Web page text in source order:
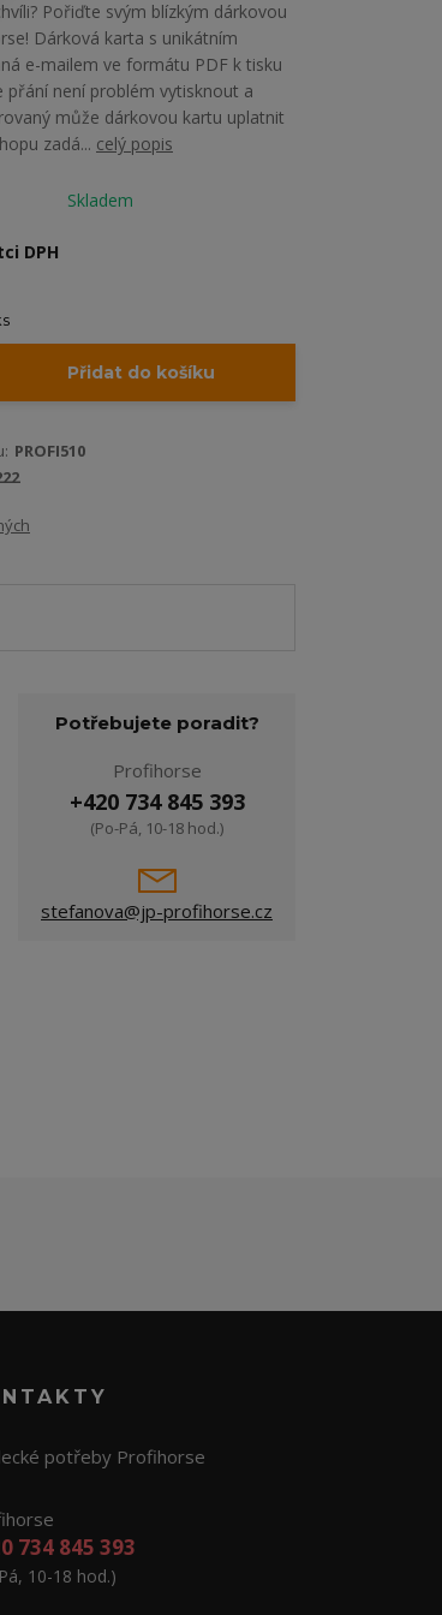
Pořiďte svým blízkým dárkovou
Dárková karta s unikátním
e-mailem ve formátu PDF k tisku
přání není problém vytisknout a
může dárkovou kartu uplatnit
zadá... celý popis
Skladem
DPH
Přidat do košíku
PROFI510
Potřebujete poradit?
Profihorse
+420 734 845 393
(Po-Pá, 10-18 hod.)
stefanova@jp-profihorse.cz
potřeby Profihorse
734 845 393
10-18 hod.)